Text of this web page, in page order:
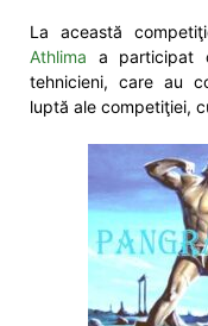
La această
Athlima a participat
tehnicieni, care au
luptă ale competiţiei,